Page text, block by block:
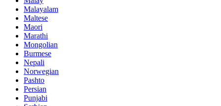
Malayalam
Maltese
Maori
Marathi
Mongolian
Burmese
Nepali
Norwegian
Pashto
Persian
Punjabi